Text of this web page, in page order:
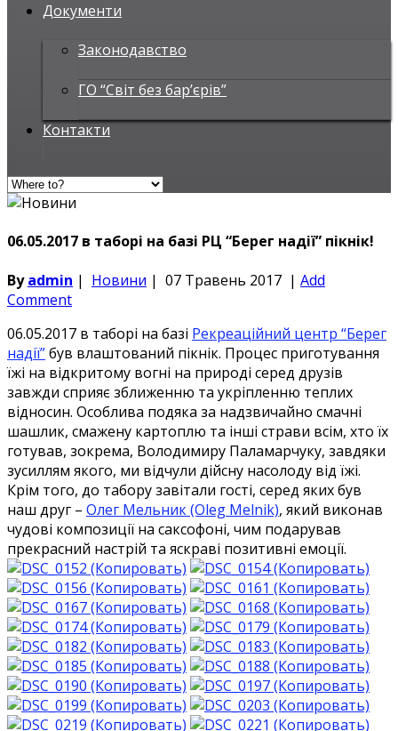
Документи
Законодавство
ГО “Світ без бар’єрів”
Контакти
06.05.2017 в таборі на базі РЦ “Берег надії” пікнік!
Byadmin | Новини | 07 Травень 2017 | Add
Comment
06.05.2017 в таборі на базі Рекреаційний центр “Берег
надії”був влаштований пікнік. Процес приготування
їжі на відкритому вогні на природі серед друзів
завжди сприяє зближенню та укріпленню теплих
відносин. Особлива подяка за надзвичайно смачні
шашлик, смажену картоплю та інші страви всім, хто їх
готував, зокрема, Володимиру Паламарчуку, завдяки
зусиллям якого, ми відчули дійсну насолоду від їжі.
Крім того, до табору завітали гості, серед яких був
наш друг – Олег Мельник (Oleg Melnik), який виконав
чудові композиції на саксофоні, чим подарував
прекрасний настрій та яскраві позитивні емоції.